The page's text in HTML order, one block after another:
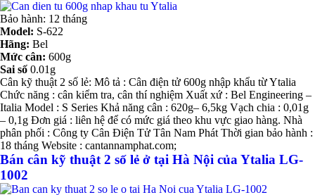
Bảo hành: 12 tháng
Model: S-622
Hãng: Bel
Mức cân: 600g
Sai số 0.01g
Cân kỹ thuật 2 số lẻ: Mô tả : Cân điện tử 600g nhập khẩu từ Ytalia
Chức năng : cân kiểm tra, cân thí nghiệm Xuất xứ : Bel Engineering –
Italia Model : S Series Khả năng cân : 620g– 6,5kg Vạch chia : 0,01g
– 0,1g Đơn giá : liên hệ để có mức giá theo khu vực giao hàng. Nhà
phân phối : Công ty Cân Điện Tử Tân Nam Phát Thời gian bảo hành :
18 tháng Website : cantannamphat.com;
Bán cân kỹ thuật 2 số lẻ ở tại Hà Nội của Ytalia LG-
1002